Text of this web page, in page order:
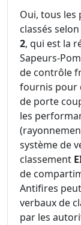
Oui, tous
classés
2, qui est la
Sapeurs-
de contrôle
fournis pour
de porte
les
système de
classement
de
Antifires
verbaux de
par les